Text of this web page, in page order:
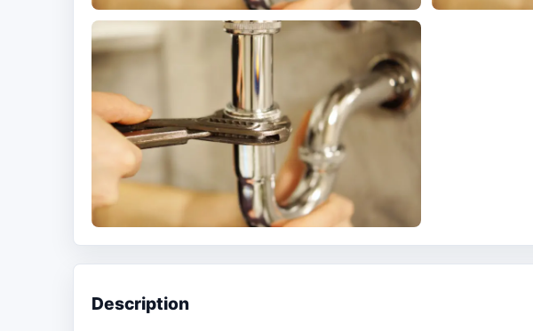
Description